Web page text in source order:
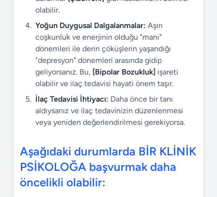
olabilir.
Yoğun Duygusal Dalgalanmalar: Aşırı
coşkunluk ve enerjinin olduğu "mani"
dönemleri ile derin çöküşlerin yaşandığı
"depresyon" dönemleri arasında gidip
geliyorsanız. Bu, [Bipolar Bozukluk] işareti
olabilir ve ilaç tedavisi hayati önem taşır.
İlaç Tedavisi İhtiyacı: Daha önce bir tanı
aldıysanız ve ilaç tedavinizin düzenlenmesi
veya yeniden değerlendirilmesi gerekiyorsa.
Aşağıdaki durumlarda BİR KLİNİK
PSİKOLOĞA başvurmak daha
öncelikli olabilir: